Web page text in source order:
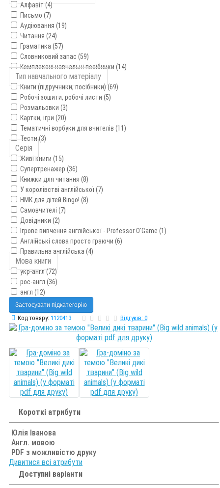
Алфавіт (4)
Письмо (7)
Аудіювання (19)
Читання (24)
Граматика (57)
Словниковий запас (59)
Комплексні навчальні посібники (14)
Тип навчального матеріалу
Книги (підручники, посібники) (69)
Робочі зошити, робочі листи (5)
Розмальовки (3)
Картки, ігри (20)
Тематичні ворбуки для вчителів (11)
Тести (3)
Серія
Живі книги (15)
Супертренажер (36)
Книжки для читання (8)
У королівстві англійської (7)
НМК для дітей Bingo! (8)
Самовчителі (7)
Довідники (2)
Ігрове вивчення англійської - Professor O'Game (1)
Англійські слова просто граючи (6)
Правильна англійська (4)
Мова книги
укр-англ (72)
рос-англ (36)
англ (12)
Застосувати підкатегорію
Код товару: 1120413 Відгуків: 0
Короткі атрибути
Юлія Іванова
Англ. мовою
PDF з можливістю друку
Дивитися всі атрибути
Доступні варіанти